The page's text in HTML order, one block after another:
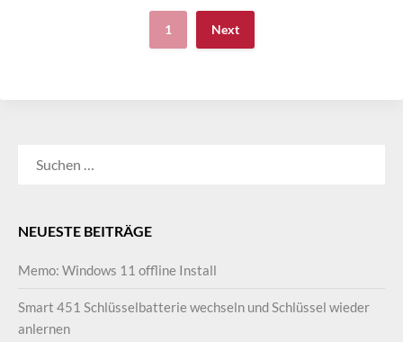
1 Next
NEUESTE BEITRÄGE
Memo: Windows 11 offline Install
Smart 451 Schlüsselbatterie wechseln und Schlüssel wieder
anlernen